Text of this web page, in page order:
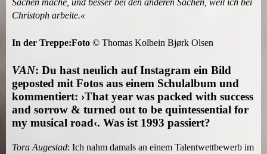
Sachen mache, und besser bei den anderen Sachen, weil ich bei
Christoph arbeite.«
In der Treppe:Foto © Thomas Kolbein Bjørk Olsen
VAN: Du hast neulich auf Instagram ein Bild
geposted mit Fotos aus einem Schulalbum und
kommentiert: ›That year was packed with success
and sorrow & turned out to be quintessential for
my musical road‹. Was ist 1993 passiert?
Tora Augestad: Ich nahm damals an einem Talentwettbewerb im